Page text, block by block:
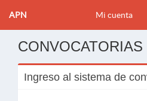
APN Mi cuenta
CONVOCATORIAS
Ingreso al sistema de